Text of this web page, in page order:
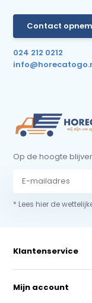
Contact
024 212 0212
Op de hoogte
* Lees hier de
Klantenservice
Mijn account